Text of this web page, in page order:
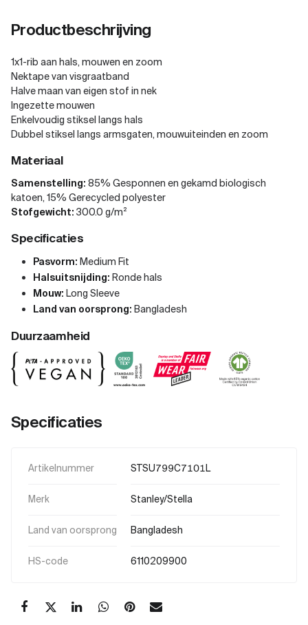
Productbeschrijving
1x1-rib aan hals, mouwen en zoom
Nektape van visgraatband
Halve maan van eigen stof in nek
Ingezette mouwen
Enkelvoudig stiksel langs hals
Dubbel stiksel langs armsgaten, mouwuiteinden en zoom
Materiaal
Samenstelling: 85% Gesponnen en gekamd biologisch
katoen, 15% Gerecycled polyester
Stofgewicht: 300.0 g/m²
Specificaties
Pasvorm: Medium Fit
Halsuitsnijding: Ronde hals
Mouw: Long Sleeve
Land van oorsprong: Bangladesh
Duurzaamheid
Specificaties
Artikelnummer STSU799C7101L
Merk Stanley/Stella
Land van oorsprong Bangladesh
HS-code 6110209900